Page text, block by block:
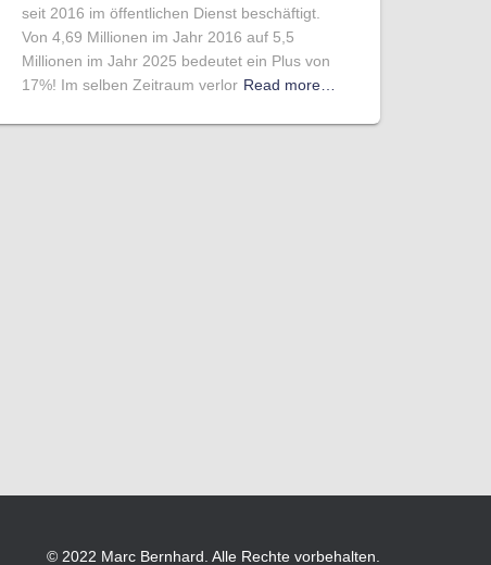
seit 2016 im öffentlichen Dienst beschäftigt.
Von 4,69 Millionen im Jahr 2016 auf 5,5
Millionen im Jahr 2025 bedeutet ein Plus von
17%! Im selben Zeitraum verlor Read more…
© 2022 Marc Bernhard. Alle Rechte vorbehalten.